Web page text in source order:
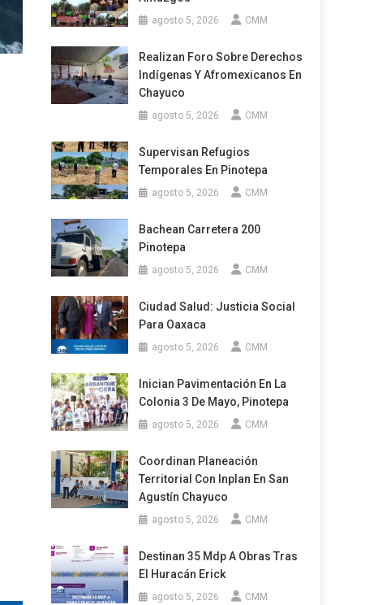
agosto 5, 2026 CMM
Realizan Foro Sobre Derechos
Indígenas Y Afromexicanos En
Chayuco
agosto 5, 2026 CMM
Supervisan Refugios
Temporales En Pinotepa
agosto 5, 2026 CMM
Bachean Carretera 200
Pinotepa
agosto 5, 2026 CMM
Ciudad Salud: Justicia Social
Para Oaxaca
agosto 5, 2026 CMM
Inician Pavimentación En La
Colonia 3 De Mayo, Pinotepa
agosto 5, 2026 CMM
Coordinan Planeación
Territorial Con Inplan En San
Agustín Chayuco
agosto 5, 2026 CMM
Destinan 35 Mdp A Obras Tras
El Huracán Erick
agosto 5, 2026 CMM